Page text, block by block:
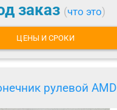
заказ (что это)
ЦЕНЫ И СРОКИ
рулевой AMD